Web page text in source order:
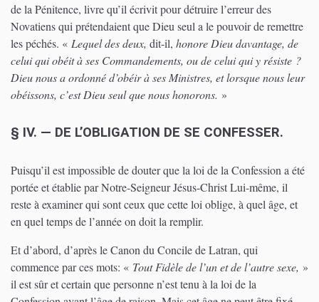
de la Pénitence, livre qu’il écrivit pour détruire l’erreur des
Novatiens qui prétendaient que Dieu seul a le pouvoir de remettre
les péchés. « Lequel des deux, dit-il, honore Dieu davantage, de
celui qui obéit à ses Commandements, ou de celui qui y résiste ?
Dieu nous a ordonné d’obéir à ses Ministres, et lorsque nous leur
obéissons, c’est Dieu seul que nous honorons. »
§ IV. — DE L’OBLIGATION DE SE CONFESSER.
Puisqu’il est impossible de douter que la loi de la Confession a été
portée et établie par Notre-Seigneur Jésus-Christ Lui-même, il
reste à examiner qui sont ceux que cette loi oblige, à quel âge, et
en quel temps de l’année on doit la remplir.
Et d’abord, d’après le Canon du Concile de Latran, qui
commence par ces mots: « Tout Fidèle de l’un et de l’autre sexe, »
il est sûr et certain que personne n’est tenu à la loi de la